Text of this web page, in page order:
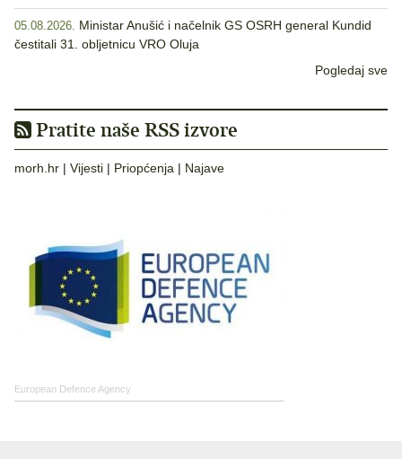
05.08.2026. Ministar Anušić i načelnik GS OSRH general Kundid
čestitali 31. obljetnicu VRO Oluja
Pogledaj sve
Pratite naše RSS izvore
morh.hr | Vijesti | Priopćenja | Najave
European Defence Agency